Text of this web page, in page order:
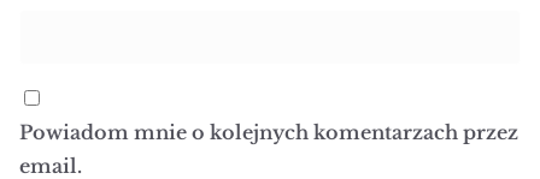
Powiadom mnie o kolejnych komentarzach przez
email.